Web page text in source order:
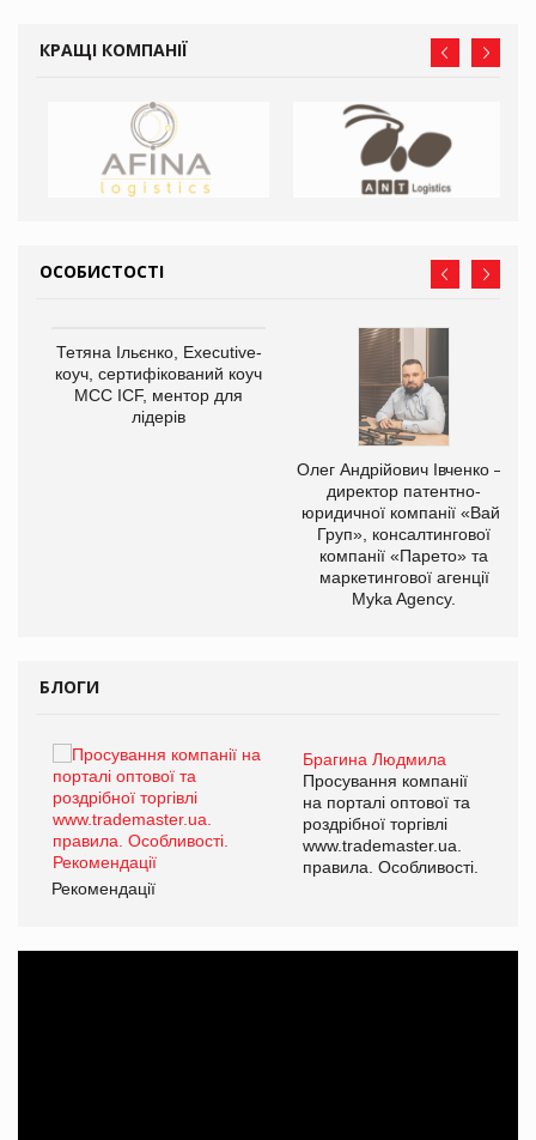
КРАЩІ КОМПАНІЇ
ОСОБИСТОСТІ
Тетяна Ільєнко, Executive-
коуч, сертифікований коуч
МСС ICF, ментор для
лідерів
Олег Андрійович Івченко —
директор патентно-
юридичної компанії «Вайз
Груп», консалтингової
компанії «Парето» та
маркетингової агенції
Myka Agency.
БЛОГИ
Брагина Людмила
Просування компанії
на порталі оптової та
роздрібної торгівлі
www.trademaster.ua.
правила. Особливості.
Рекомендації